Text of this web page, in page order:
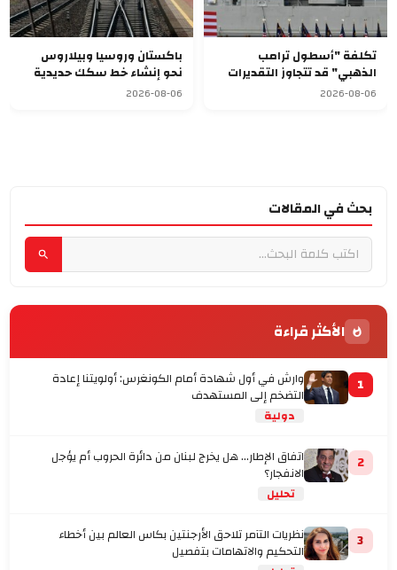
تكلفة "أسطول ترامب
الذهبي" قد تتجاوز التقديرات
وتصل إلى 275 مليار دولار
2026-08-06
باكستان وروسيا وبيلاروس
نحو إنشاء خط سكك حديدية
للشحن
2026-08-06
بحث في المقالات
الأكثر قراءة
1 وارش في أول شهادة أمام الكونغرس: أولويتنا إعادة
التضخم إلى المستهدف
دولية
2 اتفاق الإطار... هل يخرج لبنان من دائرة الحروب أم يؤجل
الانفجار؟
تحليل
3 نظريات التآمر تلاحق الأرجنتين بكاس العالم بين أخطاء
التحكيم والاتهامات بتفصيل